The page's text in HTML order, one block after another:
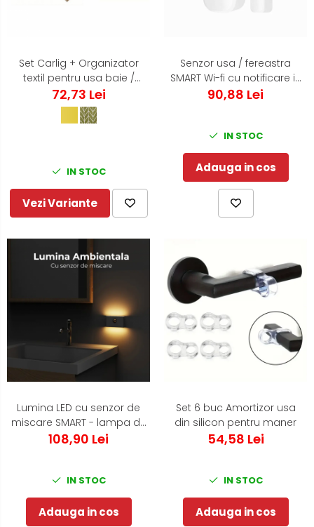
Set Carlig + Organizator
textil pentru usa baie /
bucatarie - Verde
72,73 Lei
IN STOC
Vezi Variante
Senzor usa / fereastra
SMART Wi-fi cu notificare in
timp real pe telefonul
90,88 Lei
IN STOC
Adauga in cos
Lumina LED cu senzor de
miscare SMART - lampa de
veghe pentru noptiera ,
108,90 Lei
IN STOC
Adauga in cos
Set 6 buc Amortizor usa
din silicon pentru maner
54,58 Lei
IN STOC
Adauga in cos